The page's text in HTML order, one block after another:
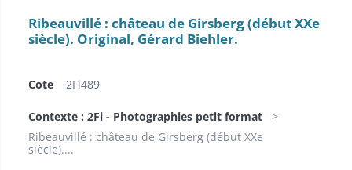
Ribeauvillé : château de Girsberg (début XXe
siècle). Original, Gérard Biehler.
Cote 2Fi489
Contexte : 2Fi - Photographies petit format
Ribeauvillé : château de Girsberg (début XXe
siècle)....